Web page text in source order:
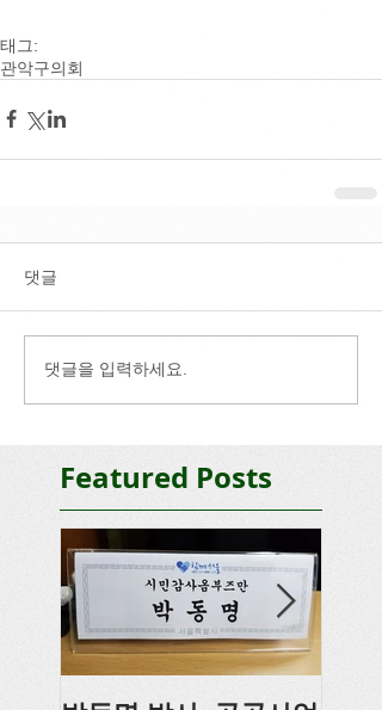
태그:
관악구의회
댓글
댓글을 입력하세요.
Featured Posts